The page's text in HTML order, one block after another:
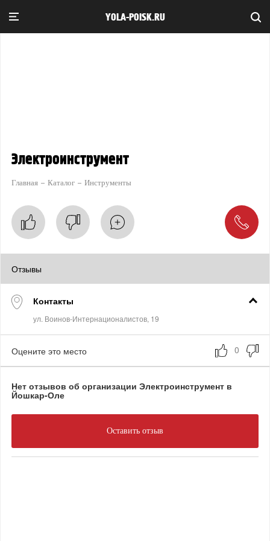
YOLA-POISK.RU
Электроинструмент
Главная Каталог Инструменты
Отзывы
Контакты
Оцените это место
Нет отзывов об организации Электроинструмент в
Йошкар-Оле
Оставить отзыв